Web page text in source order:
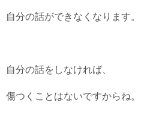
自分の話ができなくなります。
自分の話をしなければ、
傷つくことはないですからね。